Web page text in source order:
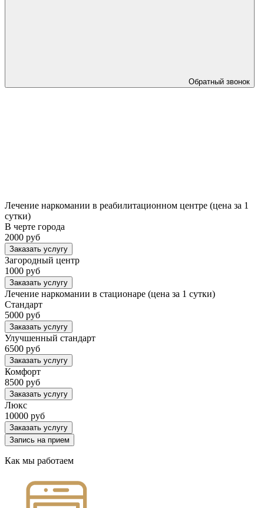
Обратный звонок
Лечение наркомании в реабилитационном центре (цена за 1
сутки)
В черте города
2000 руб
Заказать услугу
Загородный центр
1000 руб
Заказать услугу
Лечение наркомании в стационаре (цена за 1 сутки)
Стандарт
5000 руб
Заказать услугу
Улучшенный стандарт
6500 руб
Заказать услугу
Комфорт
8500 руб
Заказать услугу
Люкс
10000 руб
Заказать услугу
Запись на прием
Как мы работаем